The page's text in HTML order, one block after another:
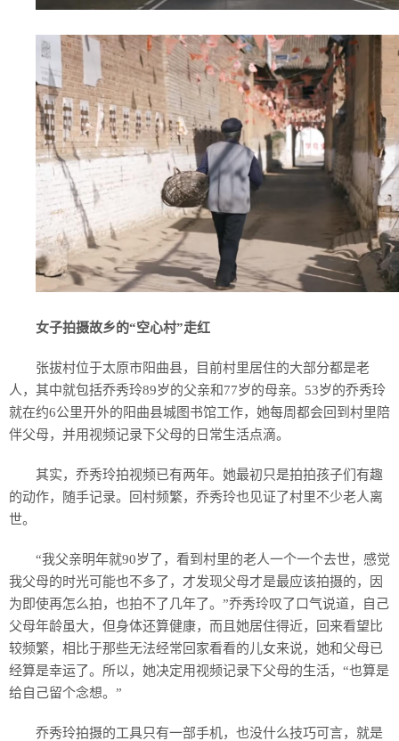
女子拍摄故乡的“空心村”走红
张拔村位于太原市阳曲县，目前村里居住的大部分都是老
人，其中就包括乔秀玲89岁的父亲和77岁的母亲。53岁的乔秀玲
就在约6公里开外的阳曲县城图书馆工作，她每周都会回到村里陪
伴父母，并用视频记录下父母的日常生活点滴。
其实，乔秀玲拍视频已有两年。她最初只是拍拍孩子们有趣
的动作，随手记录。回村频繁，乔秀玲也见证了村里不少老人离
世。
“我父亲明年就90岁了，看到村里的老人一个一个去世，感觉
我父母的时光可能也不多了，才发现父母才是最应该拍摄的，因
为即使再怎么拍，也拍不了几年了。”乔秀玲叹了口气说道，自己
父母年龄虽大，但身体还算健康，而且她居住得近，回来看望比
较频繁，相比于那些无法经常回家看看的儿女来说，她和父母已
经算是幸运了。所以，她决定用视频记录下父母的生活，“也算是
给自己留个念想。”
乔秀玲拍摄的工具只有一部手机，也没什么技巧可言，就是